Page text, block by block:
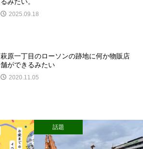
2025.09.18
萩原一丁目のローソンの跡地に何か物販店
舗ができるみたい
2020.11.05
話題